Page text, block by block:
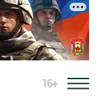
16+